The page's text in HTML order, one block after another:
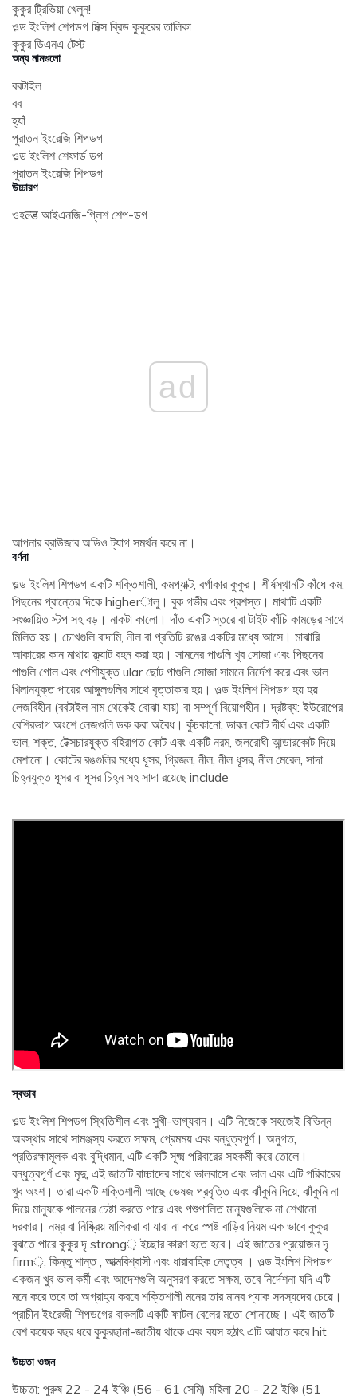
কুকুর ট্রিভিয়া খেলুন!
ওল্ড ইংলিশ শেপডগ মিক্স ব্রিড কুকুরের তালিকা
কুকুর ডিএনএ টেস্ট
অন্য নামগুলো
ববটাইল
বব
হ্যাঁ
পুরাতন ইংরেজি শিপডগ
ওল্ড ইংলিশ শেফার্ড ডগ
পুরাতন ইংরেজি শিপডগ
উচ্চারণ
ওহल्ड আইএনজি-গ্লিশ শেপ-ডগ
ad
আপনার ব্রাউজার অডিও ট্যাগ সমর্থন করে না।
বর্ণনা
ওল্ড ইংলিশ শিপডগ একটি শক্তিশালী, কমপ্যাক্ট, বর্গাকার কুকুর। শীর্ষস্থানটি কাঁধে কম,
পিছনের প্রান্তের দিকে higherালু। বুক গভীর এবং প্রশস্ত। মাথাটি একটি
সংজ্ঞায়িত স্টপ সহ বড়। নাকটা কালো। দাঁত একটি স্তরে বা টাইট কাঁচি কামড়ের সাথে
মিলিত হয়। চোখগুলি বাদামি, নীল বা প্রতিটি রঙের একটির মধ্যে আসে। মাঝারি
আকারের কান মাথায় ফ্ল্যাট বহন করা হয়। সামনের পাগুলি খুব সোজা এবং পিছনের
পাগুলি গোল এবং পেশীযুক্ত ular ছোট পাগুলি সোজা সামনে নির্দেশ করে এবং ভাল
খিলানযুক্ত পায়ের আঙ্গুলগুলির সাথে বৃত্তাকার হয়। ওল্ড ইংলিশ শিপডগ হয় হয়
লেজবিহীন (ববটাইল নাম থেকেই বোঝা যায়) বা সম্পূর্ণ বিয়োগহীন। দ্রষ্টব্য: ইউরোপের
বেশিরভাগ অংশে লেজগুলি ডক করা অবৈধ। কুঁচকানো, ডাবল কোট দীর্ঘ এবং একটি
ভাল, শক্ত, টেক্সচারযুক্ত বহিরাগত কোট এবং একটি নরম, জলরোধী আন্ডারকোট দিয়ে
মেশানো। কোটের রঙগুলির মধ্যে ধূসর, গ্রিজল, নীল, নীল ধূসর, নীল মেরেল, সাদা
চিহ্নযুক্ত ধূসর বা ধূসর চিহ্ন সহ সাদা রয়েছে include
স্বভাব
ওল্ড ইংলিশ শিপডগ স্থিতিশীল এবং সুখী-ভাগ্যবান। এটি নিজেকে সহজেই বিভিন্ন
অবস্থার সাথে সামঞ্জস্য করতে সক্ষম, প্রেমময় এবং বন্ধুত্বপূর্ণ। অনুগত,
প্রতিরক্ষামূলক এবং বুদ্ধিমান, এটি একটি সূক্ষ্ম পরিবারের সহকর্মী করে তোলে।
বন্ধুত্বপূর্ণ এবং মৃদু, এই জাতটি বাচ্চাদের সাথে ভালবাসে এবং ভাল এবং এটি পরিবারের
খুব অংশ। তারা একটি শক্তিশালী আছে ভেষজ প্রবৃত্তি এবং ঝাঁকুনি দিয়ে, ঝাঁকুনি না
দিয়ে মানুষকে পালনের চেষ্টা করতে পারে এবং পশুপালিত মানুষগুলিকে না শেখানো
দরকার। নম্র বা নিষ্ক্রিয় মালিকরা বা যারা না করে স্পষ্ট বাড়ির নিয়ম এক ভাবে কুকুর
বুঝতে পারে কুকুর দৃ strong় ইচ্ছার কারণ হতে হবে। এই জাতের প্রয়োজন দৃ
firm়, কিন্তু শান্ত , আত্মবিশ্বাসী এবং ধারাবাহিক নেতৃত্ব । ওল্ড ইংলিশ শিপডগ
একজন খুব ভাল কর্মী এবং আদেশগুলি অনুসরণ করতে সক্ষম, তবে নির্দেশনা যদি এটি
মনে করে তবে তা অগ্রাহ্য করবে শক্তিশালী মনের তার মানব প্যাক সদস্যদের চেয়ে।
প্রাচীন ইংরেজী শিপডগের বাকলটি একটি ফাটল বেলের মতো শোনাচ্ছে। এই জাতটি
বেশ কয়েক বছর ধরে কুকুরছানা-জাতীয় থাকে এবং বয়স হঠাৎ এটি আঘাত করে hit
উচ্চতা ওজন
উচ্চতা: পুরুষ 22 - 24 ইঞ্চি (56 - 61 সেমি) মহিলা 20 - 22 ইঞ্চি (51